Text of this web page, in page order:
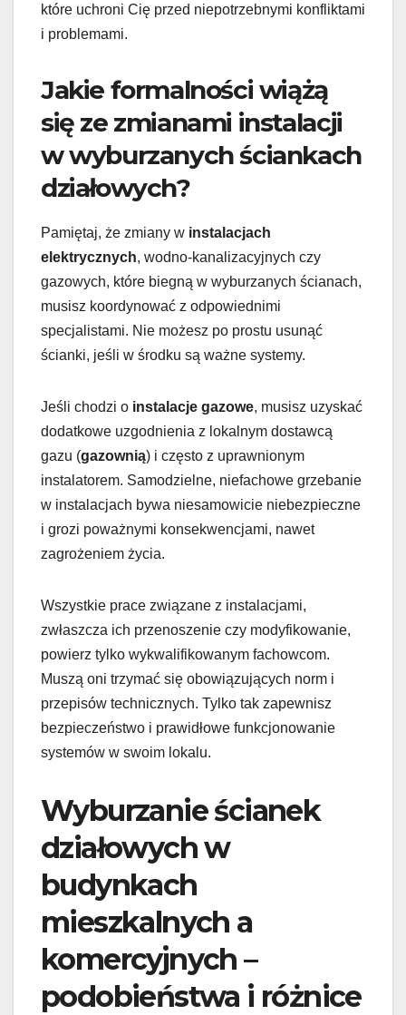
które uchroni Cię przed niepotrzebnymi konfliktami
i problemami.
Jakie formalności wiążą
się ze zmianami instalacji
w wyburzanych ściankach
działowych?
Pamiętaj, że zmiany w instalacjach
elektrycznych, wodno-kanalizacyjnych czy
gazowych, które biegną w wyburzanych ścianach,
musisz koordynować z odpowiednimi
specjalistami. Nie możesz po prostu usunąć
ścianki, jeśli w środku są ważne systemy.
Jeśli chodzi o instalacje gazowe, musisz uzyskać
dodatkowe uzgodnienia z lokalnym dostawcą
gazu (gazownią) i często z uprawnionym
instalatorem. Samodzielne, niefachowe grzebanie
w instalacjach bywa niesamowicie niebezpieczne
i grozi poważnymi konsekwencjami, nawet
zagrożeniem życia.
Wszystkie prace związane z instalacjami,
zwłaszcza ich przenoszenie czy modyfikowanie,
powierz tylko wykwalifikowanym fachowcom.
Muszą oni trzymać się obowiązujących norm i
przepisów technicznych. Tylko tak zapewnisz
bezpieczeństwo i prawidłowe funkcjonowanie
systemów w swoim lokalu.
Wyburzanie ścianek
działowych w
budynkach
mieszkalnych a
komercyjnych –
podobieństwa i różnice